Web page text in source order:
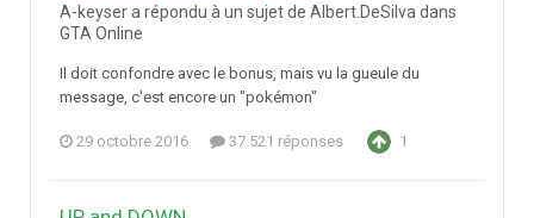
A-keyser a répondu à un sujet de Albert.DeSilva dans
GTA Online
Il doit confondre avec le bonus, mais vu la gueule du
message, c'est encore un "pokémon"
29 octobre 2016 37 521 réponses 1